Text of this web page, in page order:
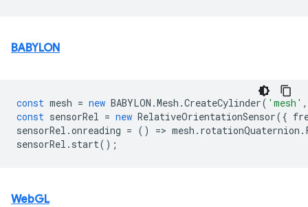
BABYLON
const mesh = new BABYLON .Mesh .CreateCylinder( 'mesh' ,
const sensorRel = new RelativeOrientationSensor({
sensorRel .onreading = () => mesh . rotationQuaternion .
sensorRel . start();
WebGL